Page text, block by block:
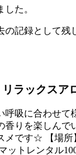
た。
の記録として残
リラックスア
呼吸に合わせ
香りを楽しん
です☆ 【場所
トレンタル